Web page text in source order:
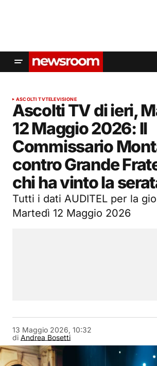
ASCOLTI TVTELEVISIONE
Ascolti TV di ieri,
12 Maggio 2026: Il
Commissario
contro Grande
chi ha vinto la
Tutti i dati AUDITEL per la
Martedì 12 Maggio 2026
di Andrea Bosetti
13 Maggio 2026, 10:32